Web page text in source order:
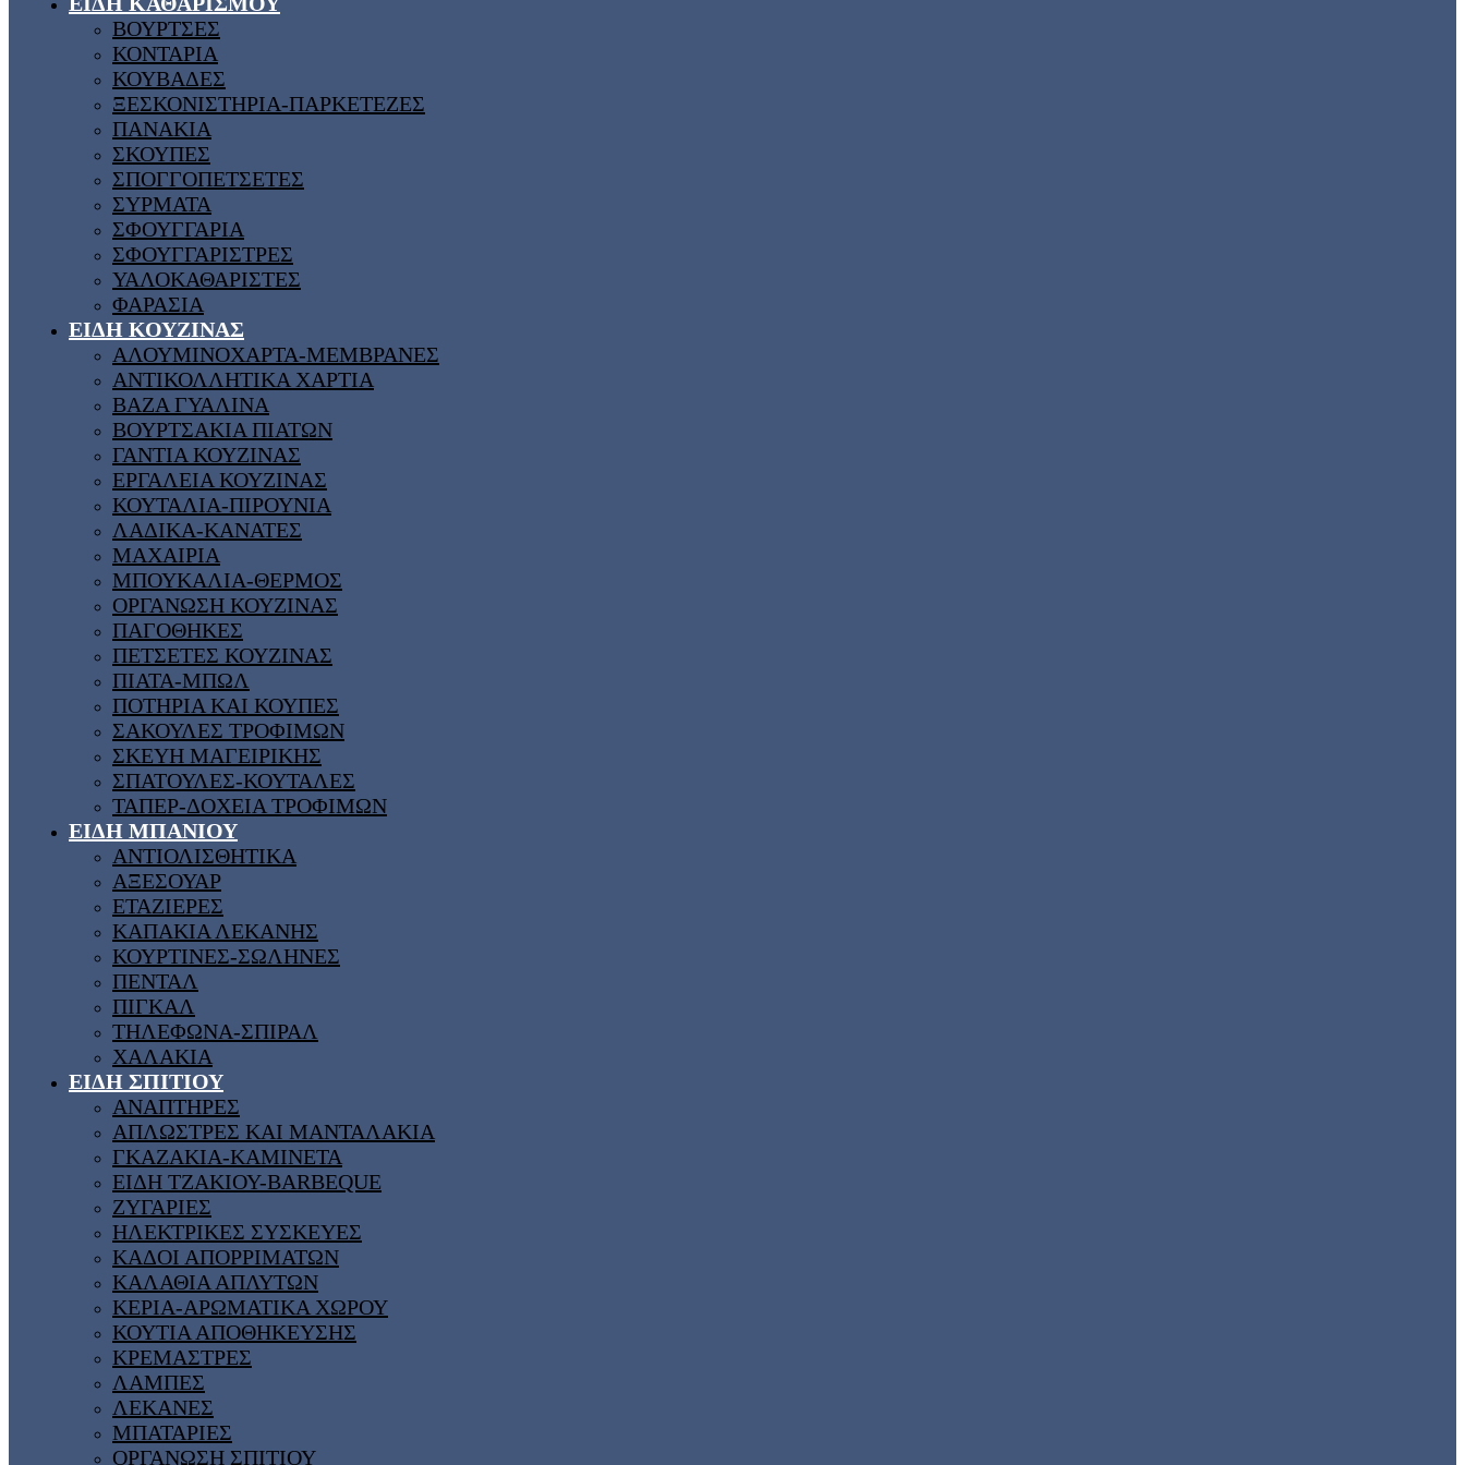
ΒΟΥΡΤΣΕΣ
ΚΟΝΤΑΡΙΑ
ΚΟΥΒΑΔΕΣ
ΞΕΣΚΟΝΙΣΤΗΡΙΑ-ΠΑΡΚΕΤΕΖΕΣ
ΠΑΝΑΚΙΑ
ΣΚΟΥΠΕΣ
ΣΠΟΓΓΟΠΕΤΣΕΤΕΣ
ΣΥΡΜΑΤΑ
ΣΦΟΥΓΓΑΡΙΑ
ΣΦΟΥΓΓΑΡΙΣΤΡΕΣ
ΥΑΛΟΚΑΘΑΡΙΣΤΕΣ
ΦΑΡΑΣΙΑ
ΕΙΔΗ ΚΟΥΖΙΝΑΣ
ΑΛΟΥΜΙΝΟΧΑΡΤΑ-ΜΕΜΒΡΑΝΕΣ
ΑΝΤΙΚΟΛΛΗΤΙΚΑ ΧΑΡΤΙΑ
ΒΑΖΑ ΓΥΑΛΙΝΑ
ΒΟΥΡΤΣΑΚΙΑ ΠΙΑΤΩΝ
ΓΑΝΤΙΑ ΚΟΥΖΙΝΑΣ
ΕΡΓΑΛΕΙΑ ΚΟΥΖΙΝΑΣ
ΚΟΥΤΑΛΙΑ-ΠΙΡΟΥΝΙΑ
ΛΑΔΙΚΑ-ΚΑΝΑΤΕΣ
ΜΑΧΑΙΡΙΑ
ΜΠΟΥΚΑΛΙΑ-ΘΕΡΜΟΣ
ΟΡΓΑΝΩΣΗ ΚΟΥΖΙΝΑΣ
ΠΑΓΟΘΗΚΕΣ
ΠΕΤΣΕΤΕΣ ΚΟΥΖΙΝΑΣ
ΠΙΑΤΑ-ΜΠΩΛ
ΠΟΤΗΡΙΑ ΚΑΙ ΚΟΥΠΕΣ
ΣΑΚΟΥΛΕΣ ΤΡΟΦΙΜΩΝ
ΣΚΕΥΗ ΜΑΓΕΙΡΙΚΗΣ
ΣΠΑΤΟΥΛΕΣ-ΚΟΥΤΑΛΕΣ
ΤΑΠΕΡ-ΔΟΧΕΙΑ ΤΡΟΦΙΜΩΝ
ΕΙΔΗ ΜΠΑΝΙΟΥ
ΑΝΤΙΟΛΙΣΘΗΤΙΚΑ
ΑΞΕΣΟΥΑΡ
ΕΤΑΖΙΕΡΕΣ
ΚΑΠΑΚΙΑ ΛΕΚΑΝΗΣ
ΚΟΥΡΤΙΝΕΣ-ΣΩΛΗΝΕΣ
ΠΕΝΤΑΛ
ΠΙΓΚΑΛ
ΤΗΛΕΦΩΝΑ-ΣΠΙΡΑΛ
ΧΑΛΑΚΙΑ
ΕΙΔΗ ΣΠΙΤΙΟΥ
ΑΝΑΠΤΗΡΕΣ
ΑΠΛΩΣΤΡΕΣ ΚΑΙ ΜΑΝΤΑΛΑΚΙΑ
ΓΚΑΖΑΚΙΑ-ΚΑΜΙΝΕΤΑ
ΕΙΔΗ ΤΖΑΚΙΟΥ-BARBEQUE
ΖΥΓΑΡΙΕΣ
ΗΛΕΚΤΡΙΚΕΣ ΣΥΣΚΕΥΕΣ
ΚΑΔΟΙ ΑΠΟΡΡΙΜΑΤΩΝ
ΚΑΛΑΘΙΑ ΑΠΛΥΤΩΝ
ΚΕΡΙΑ-ΑΡΩΜΑΤΙΚΑ ΧΩΡΟΥ
ΚΟΥΤΙΑ ΑΠΟΘΗΚΕΥΣΗΣ
ΚΡΕΜΑΣΤΡΕΣ
ΛΑΜΠΕΣ
ΛΕΚΑΝΕΣ
ΜΠΑΤΑΡΙΕΣ
ΟΡΓΑΝΩΣΗ ΣΠΙΤΙΟΥ